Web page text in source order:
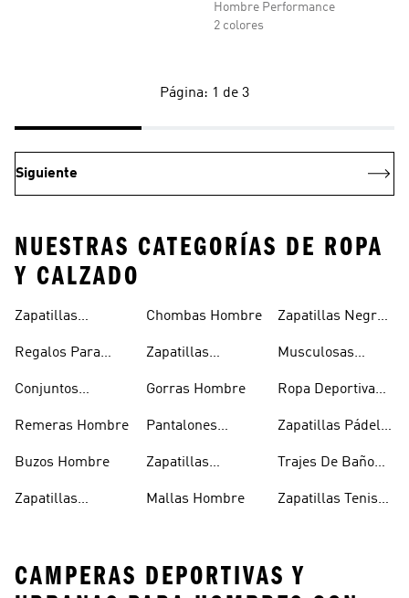
Hombre Performance
2 colores
Página: 1 de 3
Siguiente
NUESTRAS CATEGORÍAS DE ROPA
Y CALZADO
Zapatillas
Regalos Para
Conjuntos
Hombre
Remeras Hombre
Buzos Hombre
Zapatillas
Hombre
Chombas Hombre
Zapatillas
Gorras Hombre
Pantalones
Hombre
Zapatillas
Mallas Hombre
Zapatillas Negras
Musculosas
Ropa Deportiva
Zapatillas Pádel
Trajes De Baño
Zapatillas Tenis
CAMPERAS DEPORTIVAS Y